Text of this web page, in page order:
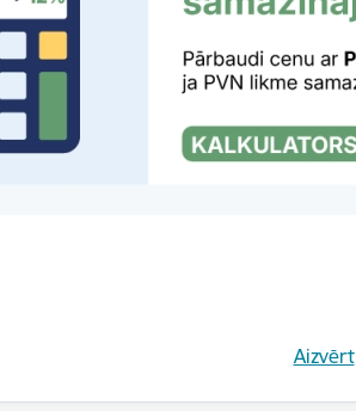
Aizvērt